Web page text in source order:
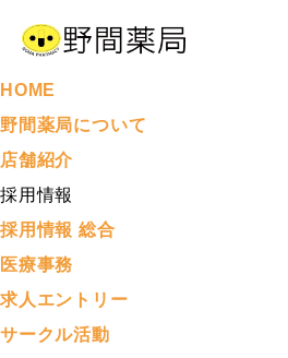
HOME
野間薬局について
店舗紹介
採用情報
採用情報 総合
医療事務
求人エントリー
サークル活動